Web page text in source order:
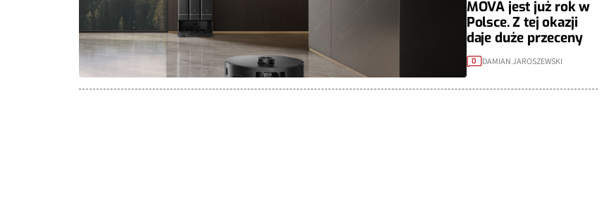
MOVA jest już rok w
Polsce. Z tej okazji
daje duże przeceny
0 DAMIAN JAROSZEWSKI